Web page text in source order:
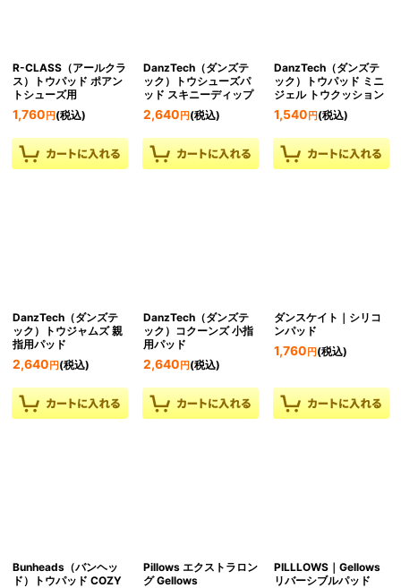
R-CLASS（アールクラ
ス）トウパッド ポアン
トシューズ用
1,760 円 (税込)
DanzTech（ダンズテ
ック）トウシューズパ
ッド スキニーディップ
2,640 円(税込)
DanzTech（ダンズテ
ック）トウパッド ミニ
ジェル トウクッション
1,540 円(税込)
DanzTech（ダンズテ
ック）トウジャムズ 親
指用パッド
2,640 円 (税込)
DanzTech（ダンズテ
ック）コクーンズ 小指
用パッド
2,640 円(税込)
ダンスケイト｜シリコ
ンパッド
1,760 円(税込)
Bunheads（バンヘッ
ド）トウパッド COZY
Pillows エクストラロン
グ Gellows
PILLLOWS｜Gellows
リバーシブルパッド